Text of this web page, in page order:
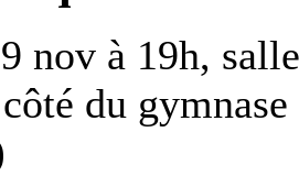
nov à 19h,
du